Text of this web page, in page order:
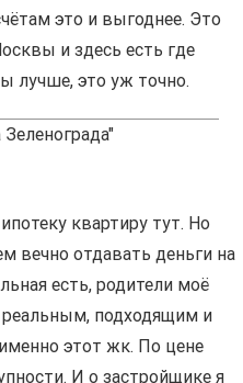
это и выгоднее. Это
и здесь есть где
лучше, это уж точно.
квартиру тут. Но
вечно отдавать деньги на
есть, родители моё
подходящим и
этот жк. По цене
И о застройщике я